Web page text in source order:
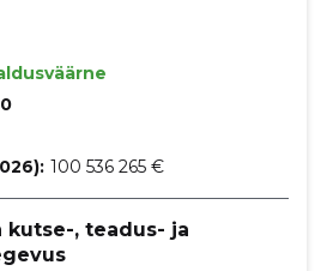
100 536 265 €
, teadus- ja